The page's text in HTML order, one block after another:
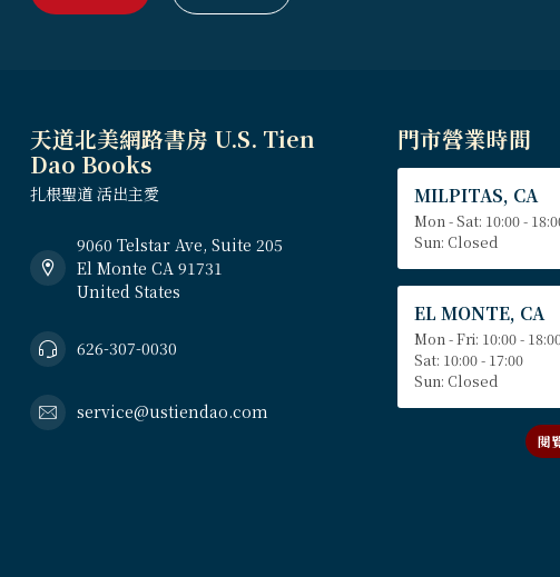
天道北美網路書房 U.S. Tien
Dao Books
扎根聖道 活出主愛
9060 Telstar Ave, Suite 205
El Monte CA 91731
United States
626-307-0030
service@ustiendao.com
門市營業時間
MILPITAS, CA
Mon - Sat: 10:00 -
Sun: Closed
EL MONTE, CA
Mon - Fri: 10:00 -
Sat: 10:00 - 17:00
Sun: Closed
閱